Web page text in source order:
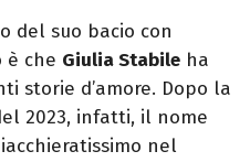
del suo bacio con
è che Giulia Stabile ha
storie d’amore. Dopo la
2023, infatti, il nome
nel